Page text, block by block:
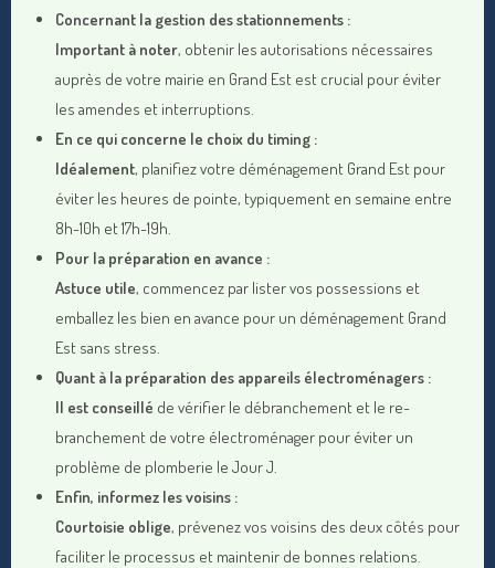
Concernant la gestion des stationnements :
Important à noter, obtenir les autorisations nécessaires
auprès de votre mairie en Grand Est est crucial pour éviter
les amendes et interruptions.
En ce qui concerne le choix du timing :
Idéalement, planifiez votre déménagement Grand Est pour
éviter les heures de pointe, typiquement en semaine entre
8h-10h et 17h-19h.
Pour la préparation en avance :
Astuce utile, commencez par lister vos possessions et
emballez les bien en avance pour un déménagement Grand
Est sans stress.
Quant à la préparation des appareils électroménagers :
Il est conseillé de vérifier le débranchement et le re-
branchement de votre électroménager pour éviter un
problème de plomberie le Jour J.
Enfin, informez les voisins :
Courtoisie oblige, prévenez vos voisins des deux côtés pour
faciliter le processus et maintenir de bonnes relations.